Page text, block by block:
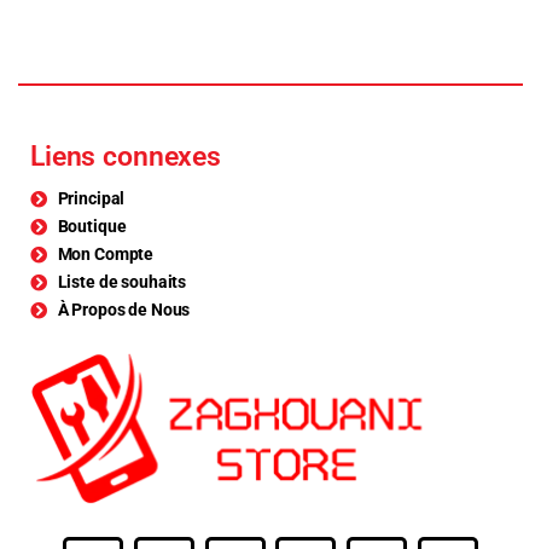
Liens connexes
Principal
Boutique
Mon Compte
Liste de souhaits
À Propos de Nous